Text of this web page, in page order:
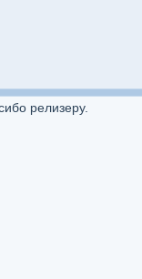
релизеру.